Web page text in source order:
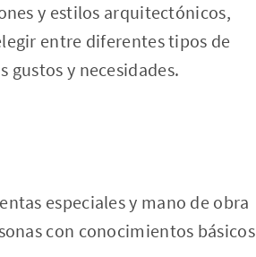
y estilos arquitectónicos,
entre diferentes tipos de
gustos y necesidades.
especiales y mano de obra
con conocimientos básicos